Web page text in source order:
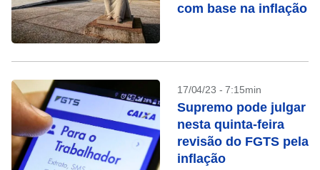
com base na inflação
17/04/23 - 7:15min
Supremo pode julgar
nesta quinta-feira
revisão do FGTS pela
inflação